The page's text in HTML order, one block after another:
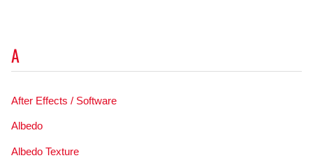
A
After Effects / Software
Albedo
Albedo Texture